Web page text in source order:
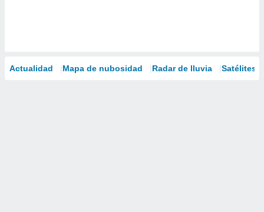
Actualidad Mapa de nubosidad Radar de lluvia Satélites